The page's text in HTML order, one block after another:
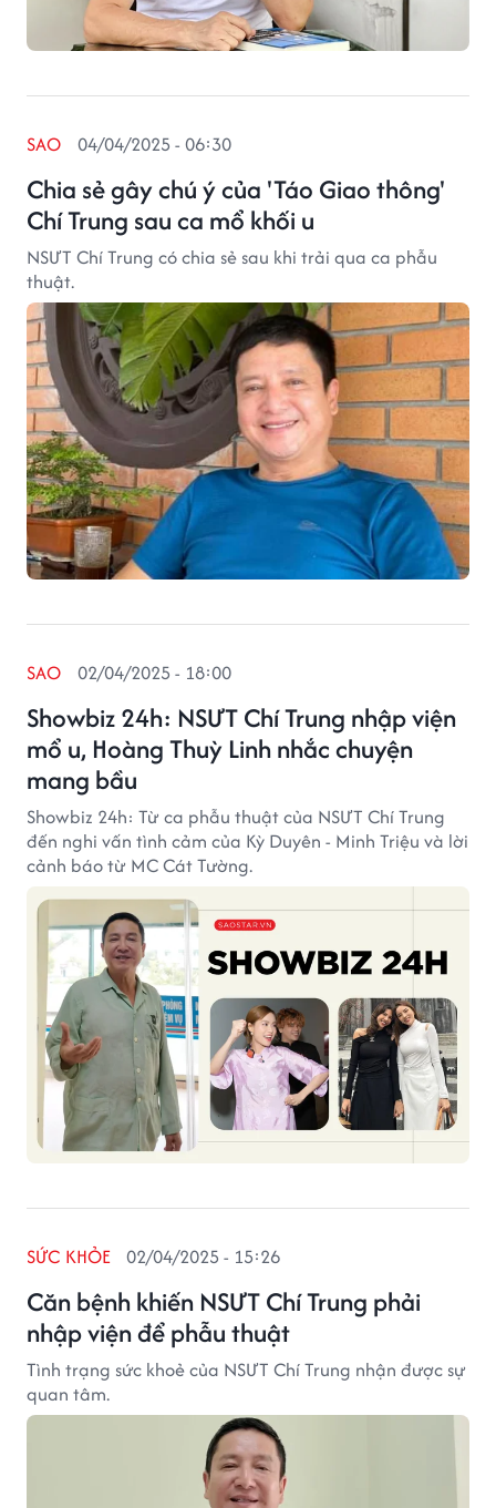
Chia sẻ gây chú ý của 'Táo Giao thông'
Chí Trung sau ca mổ khối u
SAO 04/04/2025 - 06:30
NSƯT Chí Trung có chia sẻ sau khi trải qua ca phẫu
thuật.
Showbiz 24h: NSƯT Chí Trung nhập viện
mổ u, Hoàng Thuỳ Linh nhắc chuyện
mang bầu
SAO 02/04/2025 - 18:00
Showbiz 24h: Từ ca phẫu thuật của NSƯT Chí Trung
đến nghi vấn tình cảm của Kỳ Duyên - Minh Triệu và lời
cảnh báo từ MC Cát Tường.
Căn bệnh khiến NSƯT Chí Trung phải
nhập viện để phẫu thuật
SỨC KHỎE 02/04/2025 - 15:26
Tình trạng sức khoẻ của NSƯT Chí Trung nhận được sự
quan tâm.